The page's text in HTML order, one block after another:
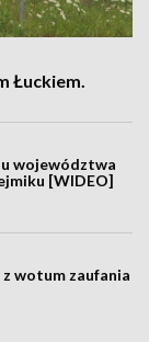
Łuckiem.
województwa
[WIDEO]
wotum zaufania